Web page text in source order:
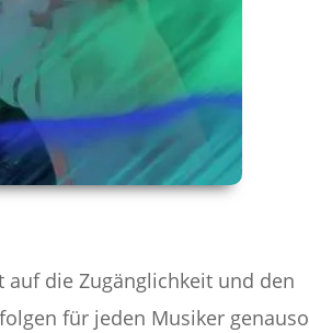
die Zugänglichkeit und den
für jeden Musiker genauso